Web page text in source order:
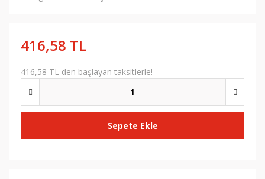
416,58 TL
416,58 TL den başlayan taksitlerle!
Sepete Ekle